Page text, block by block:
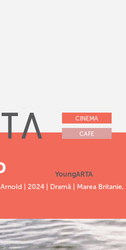
CINEMA
CAFE
YoungARTA
| 2024 | Dramă | Marea Britanie,